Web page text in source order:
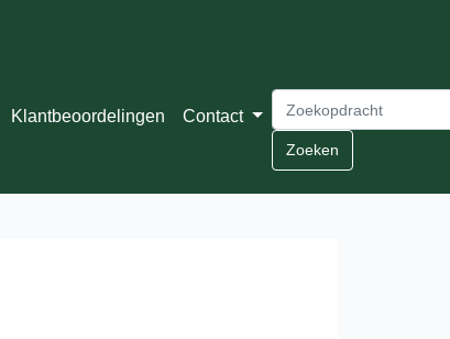
Klantbeoordelingen Contact
Zoeken